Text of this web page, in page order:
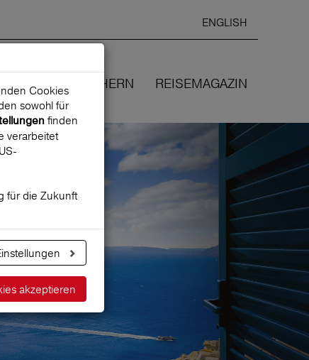
Ausgewählte
Sprache:
DEUTSCH
ENGLISH
WIR VERSICHERN REISEMAGAZIN
Cookies
sowohl für
finden
verarbeitet
für die Zukunft
akzeptieren